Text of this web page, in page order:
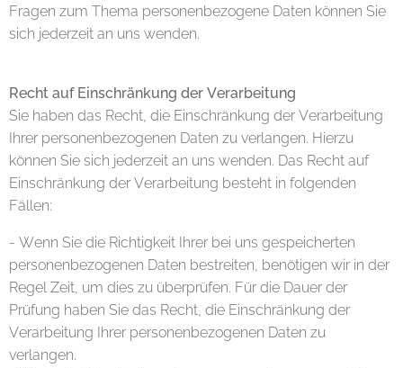
Fragen zum Thema personenbezogene Daten können Sie
sich jederzeit an uns wenden.
Recht auf Einschränkung der Verarbeitung
Sie haben das Recht, die Einschränkung der Verarbeitung
Ihrer personenbezogenen Daten zu verlangen. Hierzu
können Sie sich jederzeit an uns wenden. Das Recht auf
Einschränkung der Verarbeitung besteht in folgenden
Fällen:
- Wenn Sie die Richtigkeit Ihrer bei uns gespeicherten
personenbezogenen Daten bestreiten, benötigen wir in der
Regel Zeit, um dies zu überprüfen. Für die Dauer der
Prüfung haben Sie das Recht, die Einschränkung der
Verarbeitung Ihrer personenbezogenen Daten zu
verlangen.